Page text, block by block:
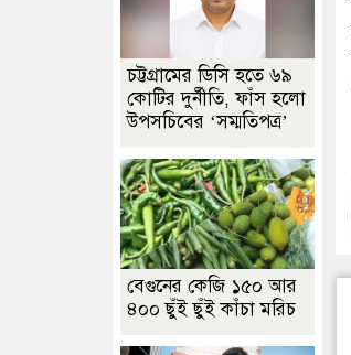
চট্টগ্রামের ডিসি হতে ৬৯
কোটির দুর্নীতি, ফাঁস হলো
উপসচিবের ‘সম্মতিপত্র’
বেগুনের কেজি ১৫০ আর
৪০০ ছুঁই ছুঁই কাঁচা মরিচ